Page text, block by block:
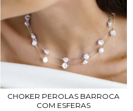
CHOKER PEROLAS BARROCA
COM ESFERAS